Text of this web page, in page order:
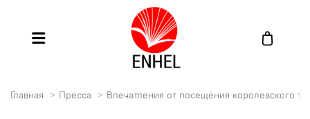
Главная Пресса Впечатления от посещения королевского